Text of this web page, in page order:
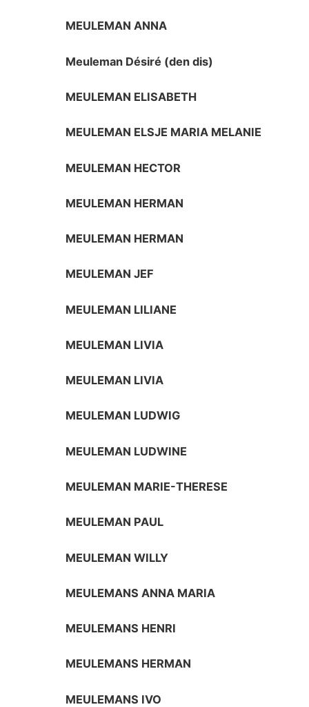
MEULEMAN ANNA
Meuleman Désiré (den dis)
MEULEMAN ELISABETH
MEULEMAN ELSJE MARIA MELANIE
MEULEMAN HECTOR
MEULEMAN HERMAN
MEULEMAN HERMAN
MEULEMAN JEF
MEULEMAN LILIANE
MEULEMAN LIVIA
MEULEMAN LIVIA
MEULEMAN LUDWIG
MEULEMAN LUDWINE
MEULEMAN MARIE-THERESE
MEULEMAN PAUL
MEULEMAN WILLY
MEULEMANS ANNA MARIA
MEULEMANS HENRI
MEULEMANS HERMAN
MEULEMANS IVO